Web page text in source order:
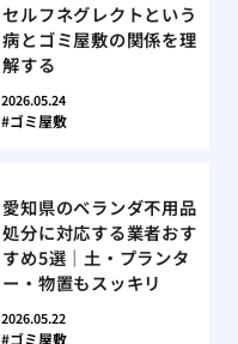
セルフネグレクトという
病とゴミ屋敷の関係を理
解する
2026.05.24
ゴミ屋敷
愛知県のベランダ不用品
処分に対応する業者おす
すめ5選｜土・プランタ
ー・物置もスッキリ
2026.05.22
ゴミ屋敷